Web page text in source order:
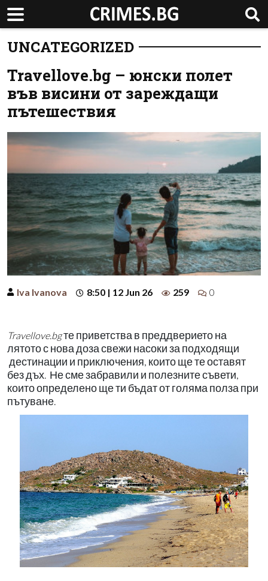
UNCATEGORIZED
Travellove.bg – юнски полет
във висини от зареждащи
пътешествия
Iva Ivanova 8:50 | 12 Jun 26 259 0
Travellove.bgте приветства в преддверието на
лятото с нова доза свежи насоки за подходящи
дестинации и приключения, които ще те оставят
без дъх. Не сме забравили и полезните съвети,
които определено ще ти бъдат от голяма полза при
пътуване.